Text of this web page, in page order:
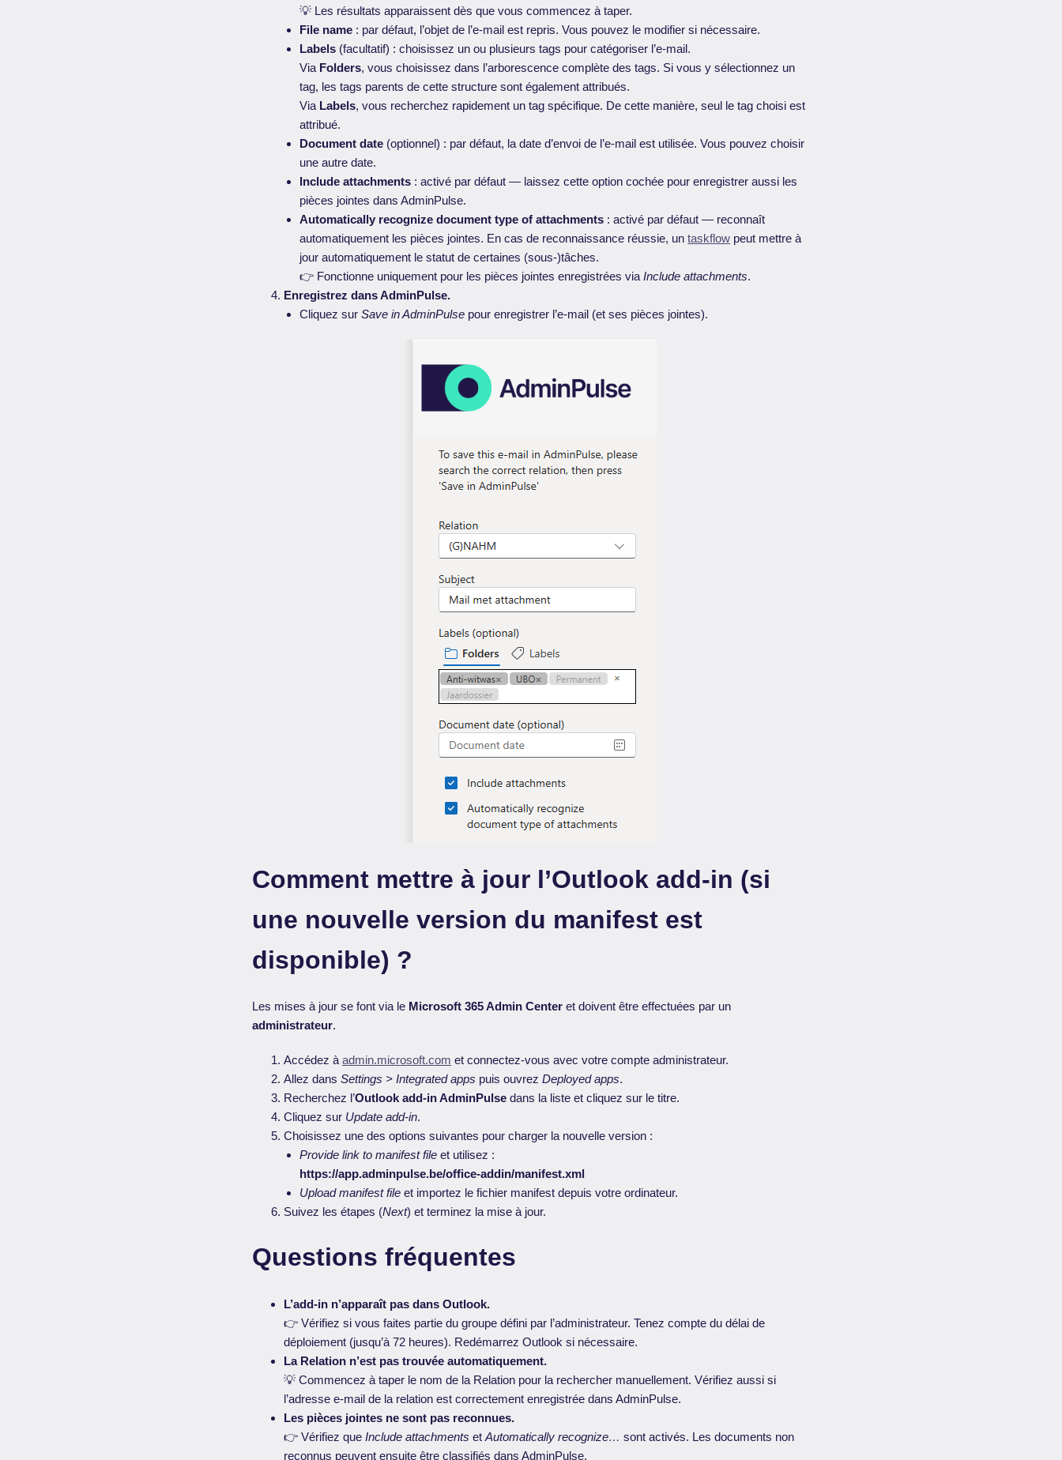
💡 Les résultats apparaissent dès que vous commencez à taper.
File name : par défaut, l’objet de l’e-mail est repris. Vous pouvez le modifier si nécessaire.
Labels (facultatif) : choisissez un ou plusieurs tags pour catégoriser l’e-mail.
Via Folders, vous choisissez dans l’arborescence complète des tags. Si vous y sélectionnez un
tag, les tags parents de cette structure sont également attribués.
Via Labels, vous recherchez rapidement un tag spécifique. De cette manière, seul le tag choisi est
attribué.
Document date (optionnel) : par défaut, la date d’envoi de l’e-mail est utilisée. Vous pouvez choisir
une autre date.
Include attachments : activé par défaut — laissez cette option cochée pour enregistrer aussi les
pièces jointes dans AdminPulse.
Automatically recognize document type of attachments : activé par défaut — reconnaît
automatiquement les pièces jointes. En cas de reconnaissance réussie, untaskflow peut mettre à
jour automatiquement le statut de certaines (sous-)tâches.
👉 Fonctionne uniquement pour les pièces jointes enregistrées viaInclude attachments.
Enregistrez dans AdminPulse.
Cliquez surSave in AdminPulse pour enregistrer l’e-mail (et ses pièces jointes).
Comment mettre à jour l’Outlook add-in (si
une nouvelle version du manifest est
disponible) ?
Les mises à jour se font via le Microsoft 365 Admin Center et doivent être effectuées par un
administrateur.
Accédez àadmin.microsoft.com et connectez-vous avec votre compte administrateur.
Allez dansSettings > Integrated apps puis ouvrezDeployed apps.
Recherchez l’Outlook add-in AdminPulse dans la liste et cliquez sur le titre.
Cliquez sur Update add-in.
Choisissez une des options suivantes pour charger la nouvelle version :
Provide link to manifest file et utilisez :
https://app.adminpulse.be/office-addin/manifest.xml
Upload manifest file et importez le fichier manifest depuis votre ordinateur.
Suivez les étapes (Next) et terminez la mise à jour.
Questions fréquentes
L’add-in n’apparaît pas dans Outlook.
👉 Vérifiez si vous faites partie du groupe défini par l’administrateur. Tenez compte du délai de
déploiement (jusqu’à 72 heures). Redémarrez Outlook si nécessaire.
La Relation n’est pas trouvée automatiquement.
💡 Commencez à taper le nom de la Relation pour la rechercher manuellement. Vérifiez aussi si
l’adresse e-mail de la relation est correctement enregistrée dans AdminPulse.
Les pièces jointes ne sont pas reconnues.
👉 Vérifiez queInclude attachments etAutomatically recognize… sont activés. Les documents non
reconnus peuvent ensuite être classifiés dans AdminPulse.